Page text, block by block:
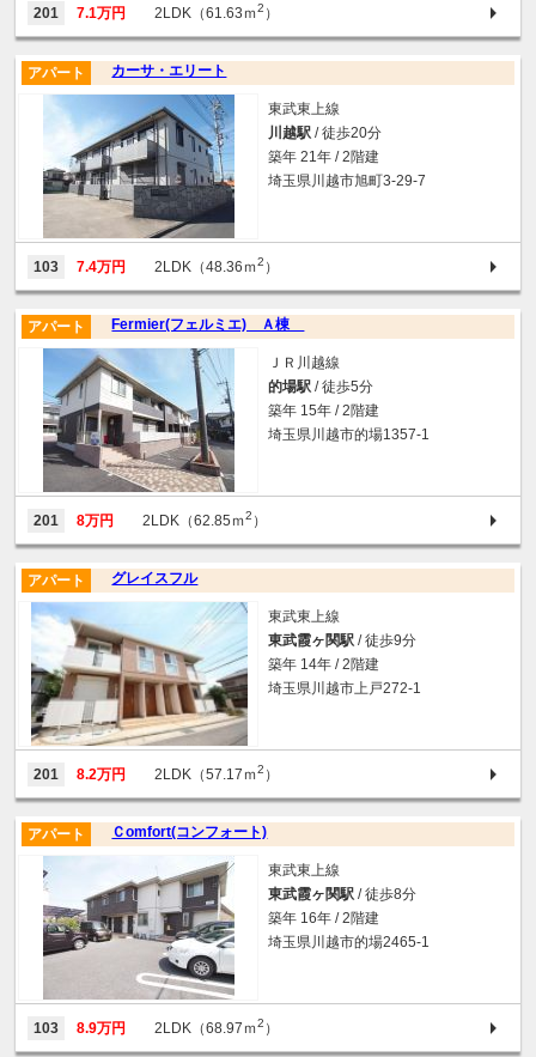
201 7.1万円 2LDK（61.63ｍ2 ）
カーサ・エリート
アパート
東武東上線
川越駅 / 徒歩20分
築年 21年 / 2階建
埼玉県川越市旭町3-29-7
103 7.4万円 2LDK（48.36ｍ2 ）
Fermier(フェルミエ) Ａ棟
アパート
ＪＲ川越線
的場駅 / 徒歩5分
築年 15年 / 2階建
埼玉県川越市的場1357-1
201 8万円 2LDK（62.85ｍ2 ）
グレイスフル
アパート
東武東上線
東武霞ヶ関駅 / 徒歩9分
築年 14年 / 2階建
埼玉県川越市上戸272-1
201 8.2万円 2LDK（57.17ｍ2 ）
Ｃomfort(コンフォート)
アパート
東武東上線
東武霞ヶ関駅 / 徒歩8分
築年 16年 / 2階建
埼玉県川越市的場2465-1
103 8.9万円 2LDK（68.97ｍ2 ）